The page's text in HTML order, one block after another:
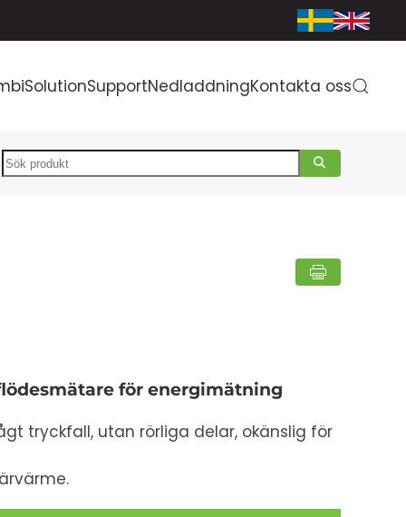
SupportNedladdningKontakta oss
Search
för energimätning
tryckfall, utan rörliga delar, okänslig för